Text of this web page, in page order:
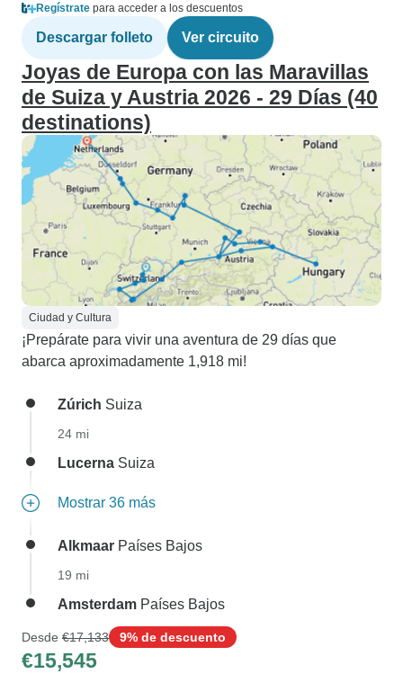
Regístrate para acceder a los descuentos
Descargar folleto Ver circuito
Joyas de Europa con las Maravillas
de Suiza y Austria 2026 - 29 Días (40
destinations)
Ciudad y Cultura
¡Prepárate para vivir una aventura de 29 días que
abarca aproximadamente 1,918 mi!
Zúrich Suiza
24 mi
Lucerna Suiza
Mostrar 36 más
Alkmaar Países Bajos
19 mi
Amsterdam Países Bajos
Desde €17,133 9% de descuento
€15,545